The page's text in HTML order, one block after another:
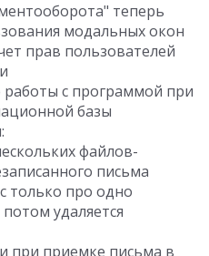
теперь
модальных окон
прав пользователей
с программой при
базы
файлов-
письма
только про одно
удаляется
при приемке письма в